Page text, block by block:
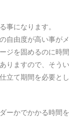
事になります。
自由度が高い事が
ジを固めるのに時間
りますので、そう
立て期間を必要とし
ーかでかかる時間